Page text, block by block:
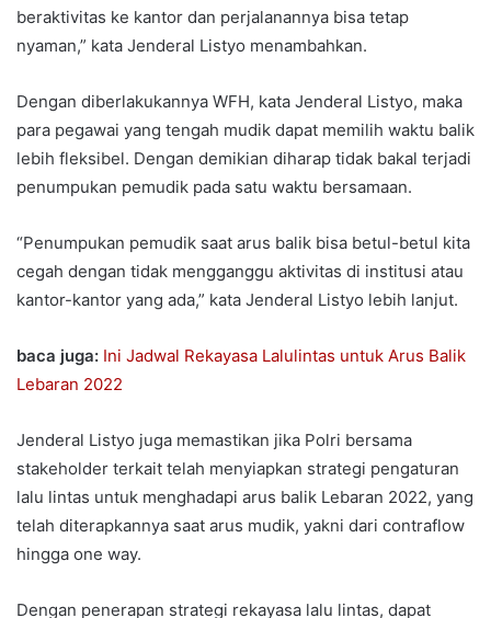
beraktivitas ke kantor dan perjalanannya bisa tetap
nyaman,” kata Jenderal Listyo menambahkan.
Dengan diberlakukannya WFH, kata Jenderal Listyo, maka
para pegawai yang tengah mudik dapat memilih waktu balik
lebih fleksibel. Dengan demikian diharap tidak bakal terjadi
penumpukan pemudik pada satu waktu bersamaan.
“Penumpukan pemudik saat arus balik bisa betul-betul kita
cegah dengan tidak mengganggu aktivitas di institusi atau
kantor-kantor yang ada,” kata Jenderal Listyo lebih lanjut.
baca juga: Ini Jadwal Rekayasa Lalulintas untuk Arus Balik
Lebaran 2022
Jenderal Listyo juga memastikan jika Polri bersama
stakeholder terkait telah menyiapkan strategi pengaturan
lalu lintas untuk menghadapi arus balik Lebaran 2022, yang
telah diterapkannya saat arus mudik, yakni dari contraflow
hingga one way.
Dengan penerapan strategi rekayasa lalu lintas, dapat